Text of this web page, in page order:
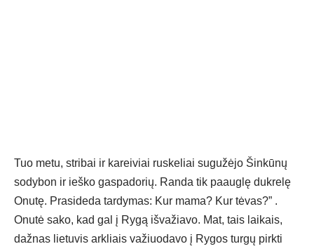
Tuo metu, stribai ir kareiviai ruskeliai sugužėjo Šinkūnų
sodybon ir ieško gaspadorių. Randa tik paauglę dukrelę
Onutę. Prasideda tardymas: Kur mama? Kur tėvas?” .
Onutė sako, kad gal į Rygą išvažiavo. Mat, tais laikais,
dažnas lietuvis arkliais važiuodavo į Rygos turgų pirkti